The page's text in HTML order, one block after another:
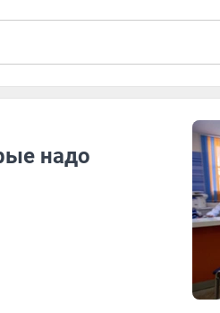
надо